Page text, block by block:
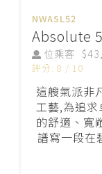
NWASL52
Absolute
位乘客
評分: 8 / 10
這艘氣派非
工藝,為追
的舒適、寬
譜寫一段在